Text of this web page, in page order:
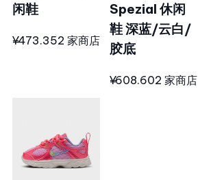
闲鞋
¥473.352 家商店
Spezial 休闲
鞋 深蓝/云白/
胶底
¥608.602 家商店